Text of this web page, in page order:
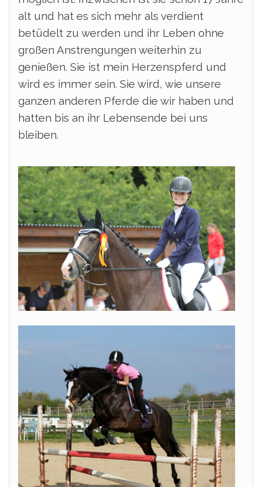
alt und hat es sich mehr als verdient
betüdelt zu werden und ihr Leben ohne
großen Anstrengungen weiterhin zu
genießen. Sie ist mein Herzenspferd und
wird es immer sein. Sie wird, wie unsere
ganzen anderen Pferde die wir haben und
hatten bis an ihr Lebensende bei uns
bleiben.